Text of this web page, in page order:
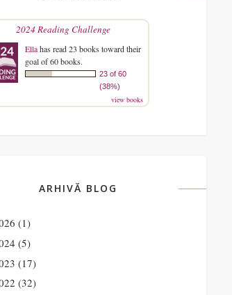
2024 Reading Challenge
Ellahas read 23 books toward their
goal of 60 books.
23 of 60
(38%)
view books
ARHIVĂ BLOG
(1)
(5)
(17)
(32)